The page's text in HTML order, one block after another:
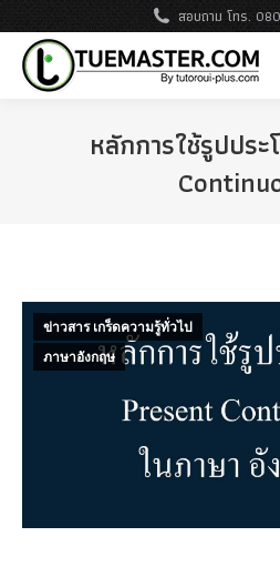
สอบถาม โทร.
หลักการใช้รูปปร
ข่าวสาร เกร็ดความรู้ทั่วไป
ภาษาอังกฤษ